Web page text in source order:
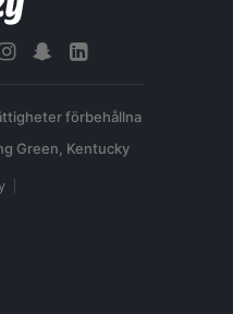
förbehållna